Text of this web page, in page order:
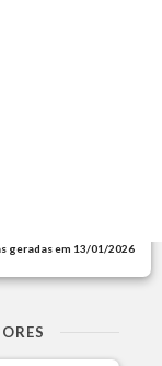
geradas em 13/01/2026